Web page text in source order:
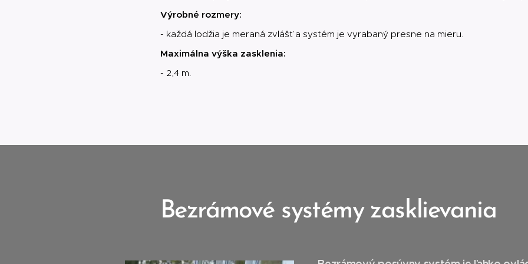
Výrobné rozmery:
- každá lodžia je meraná zvlášť a systém je vyrabaný presne na mieru.
Maximálna výška zasklenia:
- 2,4 m.
Bezrámové systémy zasklievania